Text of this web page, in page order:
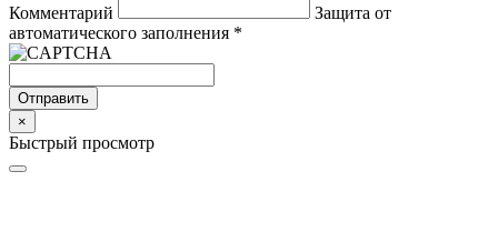
Комментарий
Защита от
автоматического заполнения *
Отправить
×
Быстрый просмотр